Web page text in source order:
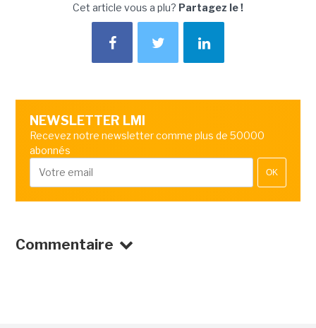
Cet article vous a plu? Partagez le !
NEWSLETTER LMI
Recevez notre newsletter comme plus de 50000
abonnés
OK
Commentaire